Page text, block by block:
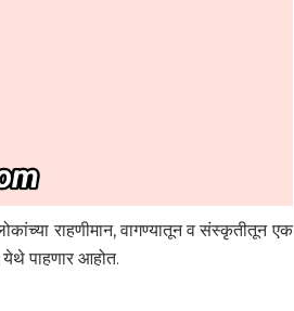
राहणीमान, वागण्यातून व संस्कृतीतून एक
पाहणार आहोत.